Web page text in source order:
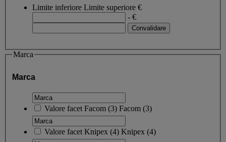
Limite inferiore Limite superiore €
- €
Marca
Marca
Valore facet Facom (3) Facom (3)
Valore facet Knipex (4) Knipex (4)